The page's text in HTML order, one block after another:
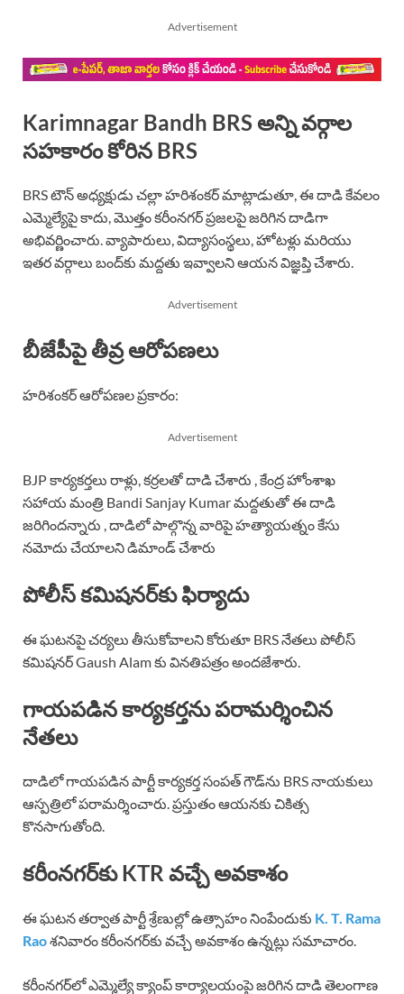
Advertisement
Karimnagar Bandh BRS అన్ని వర్గాల
సహకారం కోరిన BRS
BRS టౌన్ అధ్యక్షుడు చల్లా హరిశంకర్ మాట్లాడుతూ, ఈ దాడి కేవలం
ఎమ్మెల్యేపై కాదు, మొత్తం కరీంనగర్ ప్రజలపై జరిగిన దాడిగా
అభివర్ణించారు. వ్యాపారులు, విద్యాసంస్థలు, హోటళ్లు మరియు
ఇతర వర్గాలు బంద్‌కు మద్దతు ఇవ్వాలని ఆయన విజ్ఞప్తి చేశారు.
Advertisement
బీజేపీపై తీవ్ర ఆరోపణలు
హరిశంకర్ ఆరోపణల ప్రకారం:
Advertisement
BJP కార్యకర్తలు రాళ్లు, కర్రలతో దాడి చేశారు , కేంద్ర హోంశాఖ
సహాయ మంత్రి Bandi Sanjay Kumar మద్దతుతో ఈ దాడి
జరిగిందన్నారు , దాడిలో పాల్గొన్న వారిపై హత్యాయత్నం కేసు
నమోదు చేయాలని డిమాండ్ చేశారు
పోలీస్ కమిషనర్‌కు ఫిర్యాదు
ఈ ఘటనపై చర్యలు తీసుకోవాలని కోరుతూ BRS నేతలు పోలీస్
కమిషనర్ Gaush Alam కు వినతిపత్రం అందజేశారు.
గాయపడిన కార్యకర్తను పరామర్శించిన
నేతలు
దాడిలో గాయపడిన పార్టీ కార్యకర్త సంపత్ గౌడ్‌ను BRS నాయకులు
ఆస్పత్రిలో పరామర్శించారు. ప్రస్తుతం ఆయనకు చికిత్స
కొనసాగుతోంది.
కరీంనగర్‌కు KTR వచ్చే అవకాశం
ఈ ఘటన తర్వాత పార్టీ శ్రేణుల్లో ఉత్సాహం నింపేందుకు K. T. Rama
Raoశనివారం కరీంనగర్‌కు వచ్చే అవకాశం ఉన్నట్లు సమాచారం.
కరీంనగర్‌లో ఎమ్మెల్యే క్యాంప్ కార్యాలయంపై జరిగిన దాడి తెలంగాణ